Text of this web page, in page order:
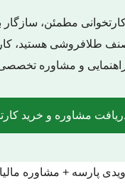
کارتخوانی مطمئن، سازگار
طلافروشی هستید،
راهنمایی و مشاوره
مشاوره و خرید